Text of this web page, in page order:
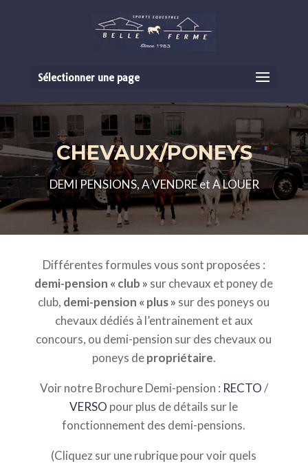
Sélectionner une page
CHEVAUX/PONEYS
DEMI PENSIONS, A VENDRE et A LOUER
Différentes formules vous sont proposées :
demi-pension « club » sur chevaux et poney de
club, demi-pension « plus » sur des poneys ou
chevaux dédiés à l’entrainement et aux
concours, ou demi-pension sur des chevaux ou
poneys depropriétaire.
Voir notre Brochure Demi-pension : RECTO/
VERSO pour plus de détails sur le
fonctionnement des demi-pensions.
(Cliquez sur une rubrique pour voir quels